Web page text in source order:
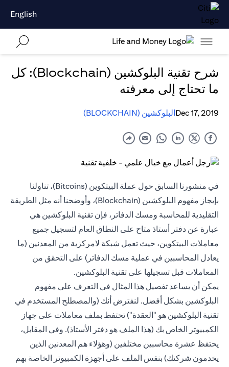
English
شرح تقنية البلوكشين (Blockchain): كل
ما تحتاج إلى معرفته
Dec 17, 2019البلوكشين (BLOCKCHAIN)
في منشورنا السابق حول عملة البيتكوين (Bitcoins)، تناولنا
بإيجاز مفهوم البلوكشين (Blockchain)، وأوضحنا أنه مثل الطريقة
التقليدية للمحاسبة ومسك الدفاتر، فإن تقنية البلوكشين هي
عبارة عن دفتر أستاذ متاح على النطاق العام لتسجيل جميع
معاملات البيتكوين، حيث تعمل شبكة لامركزية من المعدنين (ما
يعادل المحاسبين في عملية مسك الدفاتر) على التحقق من
المعاملات قبل تسجيلها على تقنية البلوكشين.
يمكن أن يساعد تفصيل هذا المثال في التعرف على مفهوم
البلوكشين بشكل أفضل. لنفترض أنك (والمصطلح المستخدم في
تقنية البلوكشين هو "العقدة") تحتفظ بملف معاملات على جهاز
الكمبيوتر الخاص بك (هذا الملف هو دفتر الأستاذ). وفي المقابل،
يحتفظ عشرة محاسبين مختلفين (وهؤلاء هم المعدنين الذين
يخدمون شركتك) بنفس الملف على أجهزة الكمبيوتر الخاصة بهم